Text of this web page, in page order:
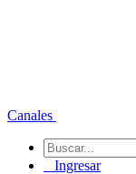
Canales
Ingresar